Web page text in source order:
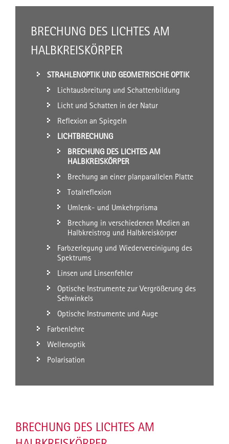
BRECHUNG DES LICHTES AM
HALBKREISKÖRPER
STRAHLENOPTIK UND GEOMETRISCHE OPTIK
Lichtausbreitung und Schattenbildung
Licht und Schatten in der Natur
Reflexion an Spiegeln
LICHTBRECHUNG
BRECHUNG DES LICHTES AM
HALBKREISKÖRPER
Brechung an einer planparallelen Platte
Totalreflexion
Umlenk- und Umkehrprisma
Brechung in verschiedenen Medien an
Halbkreistrog und Halbkreiskörper
Farbzerlegung und Wiedervereinigung des
Spektrums
Linsen und Linsenfehler
Optische Instrumente zur Vergrößerung des
Sehwinkels
Optische Instrumente und Auge
Farbenlehre
Wellenoptik
Polarisation
BRECHUNG DES LICHTES AM